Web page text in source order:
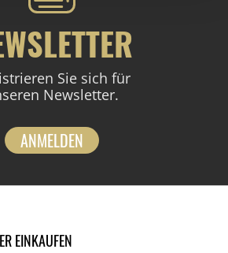
Sie sich für
Newsletter.
ANMELDEN
EINKAUFEN